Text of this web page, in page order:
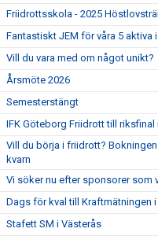
Friidrottsskola - 2025
Fantastiskt JEM för våra 5 aktiva
Vill du vara med om något unikt?
Årsmöte 2026
Semesterstängt
IFK Göteborg Friidrott till riksfinal
Vill du börja i friidrott? Bokningen
kvarn
Vi söker nu efter sponsorer som
Dags för kval till Kraftmätningen i
Stafett SM i Västerås